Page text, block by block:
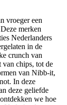
vroeger een
merken
Nederlanders
in de
crunch van
van chips, tot de
van Nibb-it,
In deze
deze geliefde
we hoe